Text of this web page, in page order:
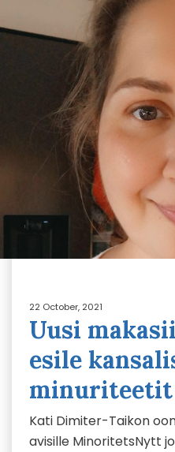
22 October, 2021
Uusi
esile
minuriteetit
Kati Dimiter-Taikon
avisille MinoritetsNytt